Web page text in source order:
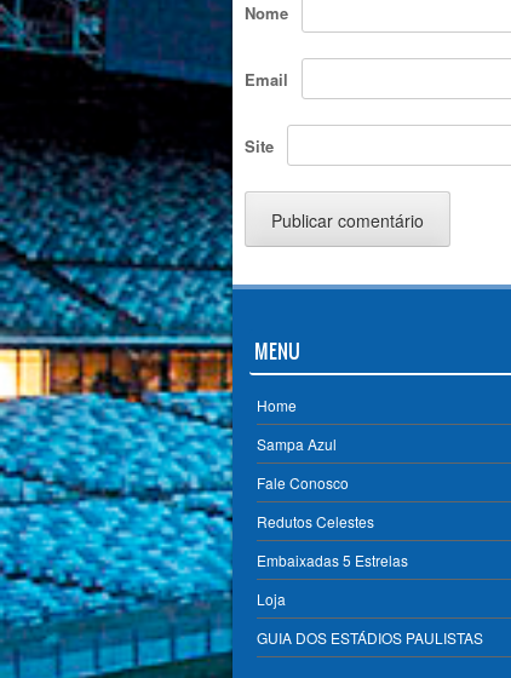
Nome
Email
Site
MENU
Home
Sampa Azul
Fale Conosco
Redutos Celestes
Embaixadas 5 Estrelas
Loja
GUIA DOS ESTÁDIOS PAULISTAS